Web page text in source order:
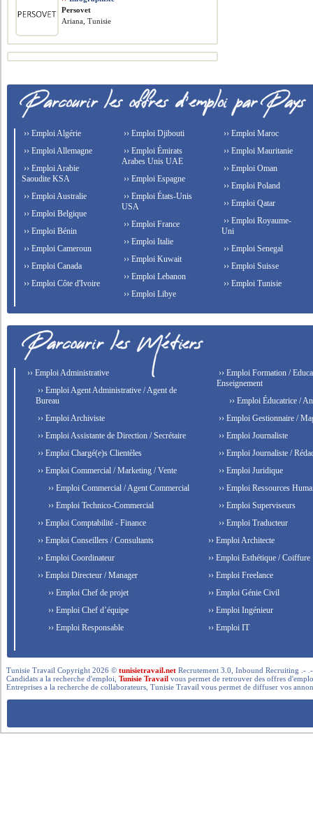
Persovet
Ariana, Tunisie
›› Emploi Algérie
›› Emploi Allemagne
›› Emploi Arabie
Saoudite KSA
›› Emploi Australie
›› Emploi Belgique
›› Emploi Bénin
›› Emploi Cameroun
›› Emploi Canada
›› Emploi Côte d'Ivoire
›› Emploi Djibouti
›› Emploi Émirats
Arabes Unis UAE
›› Emploi Espagne
›› Emploi États-Unis
USA
›› Emploi France
›› Emploi Italie
›› Emploi Kuwait
›› Emploi Lebanon
›› Emploi Libye
›› Emploi Maroc
›› Emploi Mauritanie
›› Emploi Oman
›› Emploi Poland
›› Emploi Qatar
›› Emploi Royaume-
Uni
›› Emploi Senegal
›› Emploi Suisse
›› Emploi Tunisie
›› Emploi Administrative
›› Emploi Agent Administrative / Agent de
Bureau
›› Emploi Archiviste
›› Emploi Assistante de Direction / Secrétaire
›› Emploi Chargé(e)s Clientèles
›› Emploi Commercial / Marketing / Vente
›› Emploi Commercial / Agent Commercial
›› Emploi Technico-Commercial
›› Emploi Comptabilité - Finance
›› Emploi Conseillers / Consultants
›› Emploi Coordinateur
›› Emploi Directeur / Manager
›› Emploi Chef de projet
›› Emploi Chef d’équipe
›› Emploi Responsable
›› Emploi Formation /
Enseignement
›› Emploi Éducatrice /
›› Emploi Gestionnaire /
›› Emploi Journaliste
›› Emploi Journaliste /
›› Emploi Juridique
›› Emploi Ressources
›› Emploi Superviseurs
›› Emploi Traducteur
›› Emploi Architecte
›› Emploi Esthétique / Coiffure
›› Emploi Freelance
›› Emploi Génie Civil
›› Emploi Ingénieur
›› Emploi IT
Tunisie Travail Copyright 2026 ©tunisietravail.net Recrutement 3.0, Inbound Recruiting .-
Candidats a la recherche d'emploi,Tunisie Travail vous permet de retrouver des offres
Entreprises a la recherche de collaborateurs, Tunisie Travail vous permet de diffuser vos